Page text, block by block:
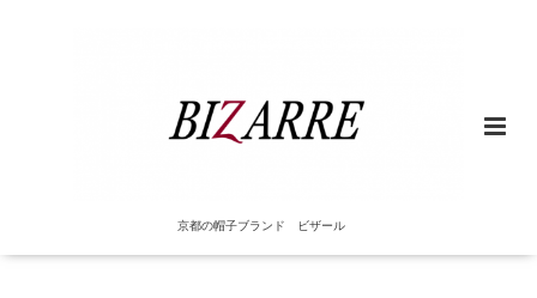
京都の帽子ブランド ビザール